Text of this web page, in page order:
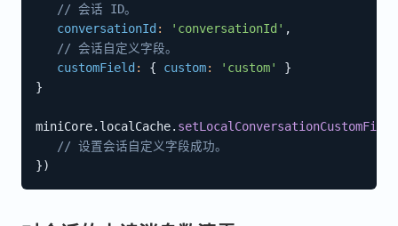
// 会话 ID。
conversationId : 'conversationId' ,
// 会话自定义字段。
customField : { custom: 'custom'
}
}
miniCore. localCache. setLocalConversationCustomField
// 设置会话自定义字段成功。
})